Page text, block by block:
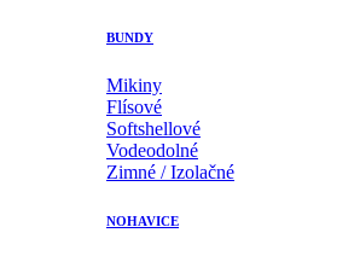
BUNDY
Mikiny
Flísové
Softshellové
Vodeodolné
Zimné / Izolačné
NOHAVICE